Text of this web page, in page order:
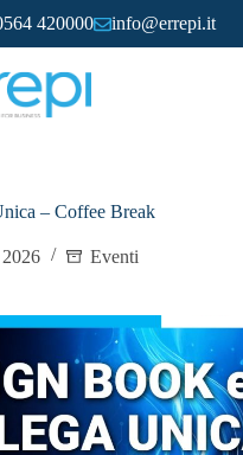
420000 info@errepi.it
– Coffee Break
Eventi